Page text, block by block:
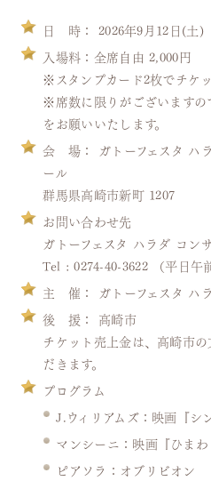
日 時： 2026年9月12日(土)
入場料：全席自由 2,000円
※スタンプカード2枚でチケ
※席数に限りがございますの
をお願いいたします。
会 場： ガトーフェスタ ハ
ール
群馬県高崎市新町 1207
お問い合わせ先
ガトーフェスタ ハラダ コン
Tel : 0274-40-3622 （平日午
主 催 ： ガトーフェスタ ハ
後 援 ： 高崎市
チケット売上金は、高崎市
だきます。
プログラム
J.ウィリアムズ：映画『シ
マンシーニ：映画『ひまわ
ピアソラ：オブリビオン